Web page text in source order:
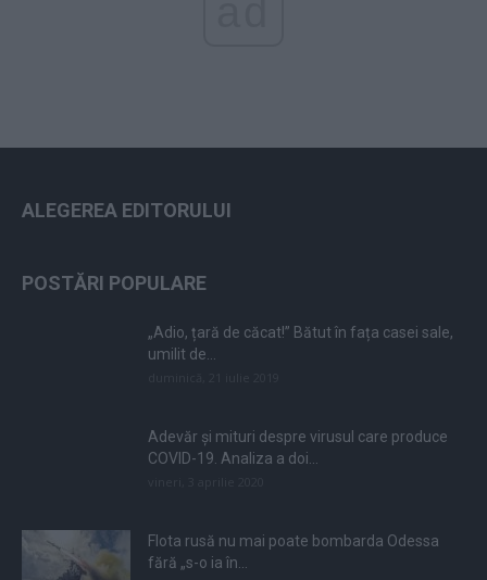
ALEGEREA EDITORULUI
POSTĂRI POPULARE
„Adio, țară de căcat!” Bătut în fața casei sale,
umilit de...
Adevăr și mituri despre virusul care produce
COVID-19. Analiza a doi...
Flota rusă nu mai poate bombarda Odessa
fără „s-o ia în...